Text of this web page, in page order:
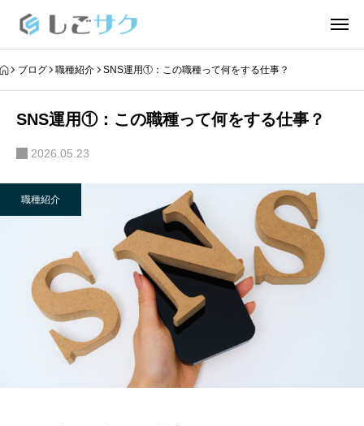
ブログ 職種紹介 SNS運用①：この職種って何をする仕事？
SNS運用①：この職種って何をする仕事？
2026.05.23
職種紹介